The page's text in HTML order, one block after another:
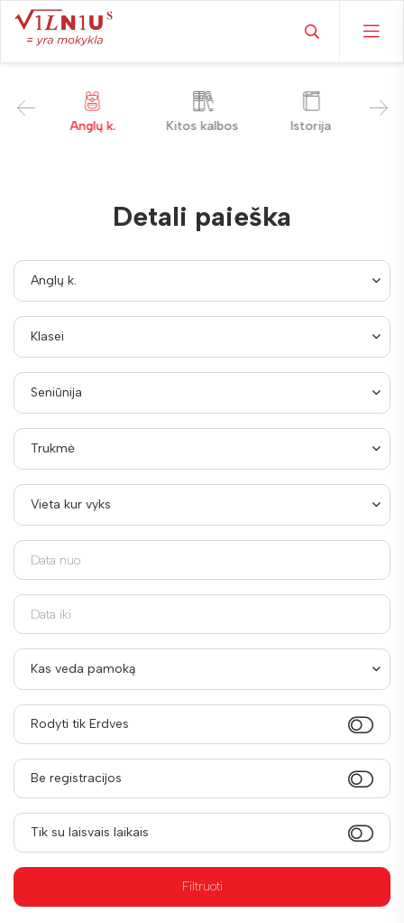
Anglų k. Kitos kalbos Istorija
Detali paieška
Anglų k.
Klasei
Seniūnija
Trukmė
Vieta kur vyks
Kas veda pamoką
Rodyti tik Erdves
Be registracijos
Tik su laisvais laikais
Filtruoti